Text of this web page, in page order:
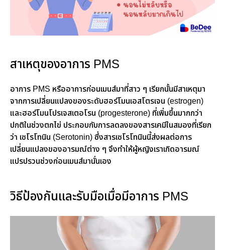
สาเหตุของอาการ PMS
อาการ PMS หรืออาการก่อนเมนส์มาที่สาว ๆ เรียกนั้นมีสาเหตุมา
จากการเปลี่ยนแปลงของระดับฮอร์โมนเอสโตรเจน (estrogen)
และฮอร์โมนโปรเจสเตอโรน (progesterone) ที่เพิ่มขึ้นมากกว่า
ปกติในช่วงตกไข่ ประกอบกับการลดลงของสารเคมีในสมองที่เรียก
ว่า เซโรโทนิน (Serotonin) ซึ่งสารเซโรโทนินนี้ส่งผลต่อการ
เปลี่ยนแปลงของอารมณ์ต่าง ๆ จึงทำให้ผู้หญิงเราเกิดอารมณ์
แปรปรวนช่วงก่อนเมนส์มานั่นเอง
วิธีป้องกันและรับมือเมื่อมีอาการ PMS